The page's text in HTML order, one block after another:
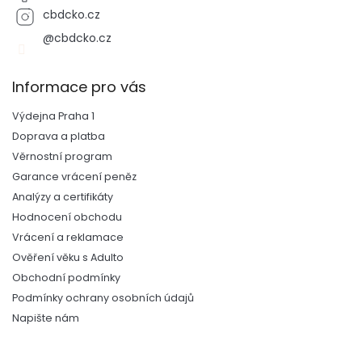
cbdcko.cz
@cbdcko.cz
Informace pro vás
Výdejna Praha 1
Doprava a platba
Věrnostní program
Garance vrácení peněz
Analýzy a certifikáty
Hodnocení obchodu
Vrácení a reklamace
Ověření věku s Adulto
Obchodní podmínky
Podmínky ochrany osobních údajů
Napište nám